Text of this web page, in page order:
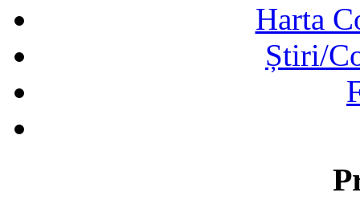
Harta
Știri/